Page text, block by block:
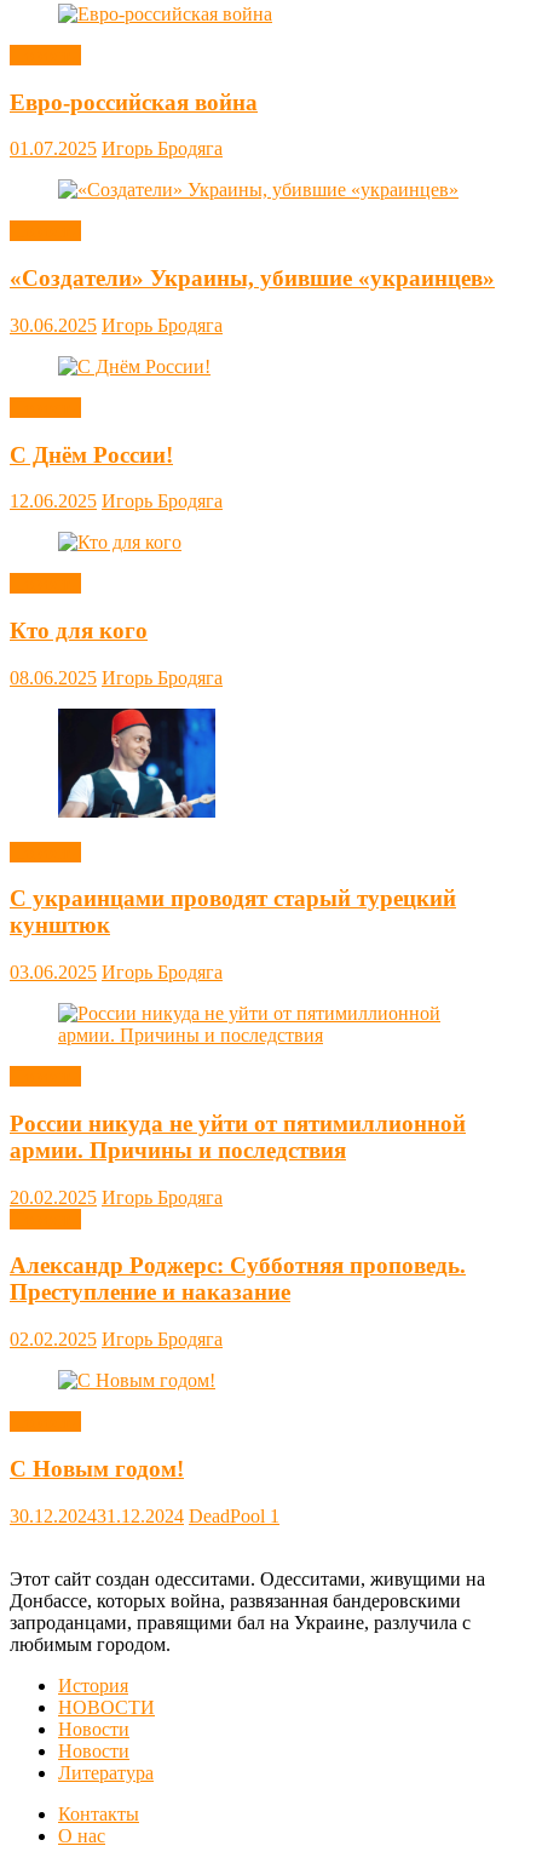
Евро-российская война
01.07.2025 Игорь Бродяга
«Создатели» Украины, убившие «украинцев»
30.06.2025 Игорь Бродяга
С Днём России!
12.06.2025 Игорь Бродяга
Кто для кого
08.06.2025 Игорь Бродяга
С украинцами проводят старый турецкий
кунштюк
03.06.2025 Игорь Бродяга
России никуда не уйти от пятимиллионной
армии. Причины и последствия
20.02.2025 Игорь Бродяга
Александр Роджерс: Субботняя проповедь.
Преступление и наказание
02.02.2025 Игорь Бродяга
С Новым годом!
30.12.202431.12.2024 DeadPool 1
Этот сайт создан одесситами. Одесситами, живущими на
Донбассе, которых война, развязанная бандеровскими
запроданцами, правящими бал на Украине, разлучила с
любимым городом.
История
НОВОСТИ
Новости
Новости
Литература
Контакты
О нас